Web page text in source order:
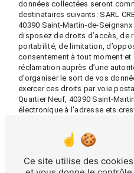
données collectées seront
destinataires suivants: SARL
40390 Saint-Martin-de-
disposez de droits d’accès, de
portabilité, de limitation,
consentement à tout moment et
réclamation auprès d’une
d’organiser le sort de vos
exercer ces droits par voie
Quartier Neuf, 40390 Saint-
électronique à l'adresse
d'identité pourra vous être
données pendant la période
la durée de prescription légale
gestion des contentieux. Vous
la liste d'opposition au
Ce site utilise des cookies